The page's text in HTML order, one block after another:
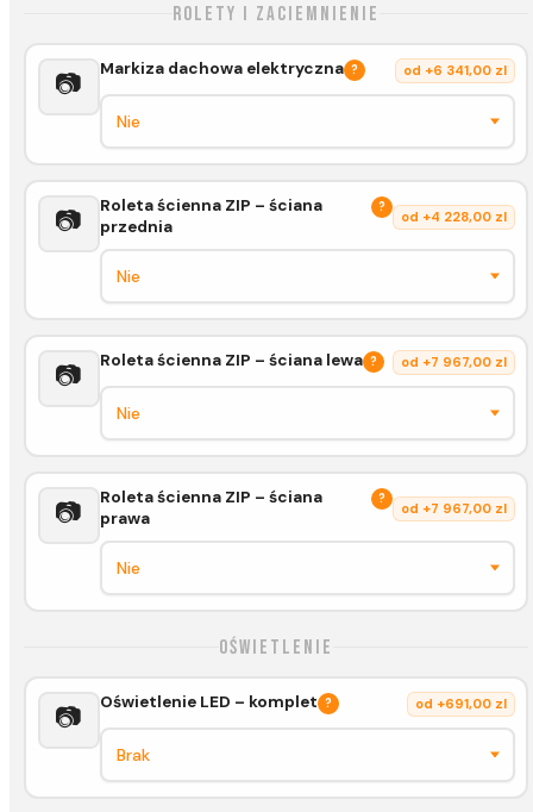
Rolety i zaciemnienie
📷 Markiza dachowa elektryczna ? od +6 341,00 zl
📷
Roleta ścienna ZIP – ściana
przednia
?
od +4 228,00 zl
📷 Roleta ścienna ZIP – ściana lewa ? od +7 967,00 zl
📷
Roleta ścienna ZIP – ściana
prawa
?
od +7 967,00 zl
Oświetlenie
📷 Oświetlenie LED – komplet ? od +691,00 zl